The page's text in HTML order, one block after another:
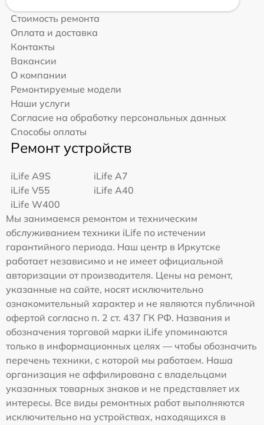
Стоимость ремонта
Оплата и доставка
Контакты
Вакансии
О компании
Ремонтируемые модели
Наши услуги
Согласие на обработку персональных данных
Способы оплаты
Ремонт устройств
iLife A9S
iLife A7
iLife V55
iLife A40
iLife W400
Мы занимаемся ремонтом и техническим
обслуживанием техники iLife по истечении
гарантийного периода. Наш центр в Иркутске
работает независимо и не имеет официальной
авторизации от производителя. Цены на ремонт,
указанные на сайте, носят исключительно
ознакомительный характер и не являются публичной
офертой согласно п. 2 ст. 437 ГК РФ. Названия и
обозначения торговой марки iLife упоминаются
только в информационных целях — чтобы обозначить
перечень техники, с которой мы работаем. Наша
организация не аффилирована с владельцами
указанных товарных знаков и не представляет их
интересы. Все виды ремонтных работ выполняются
исключительно на устройствах, находящихся в